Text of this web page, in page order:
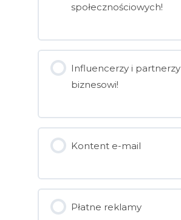
społecznościowych!
Influencerzy i partnerzy
biznesowi!
Kontent e-mail
Płatne reklamy